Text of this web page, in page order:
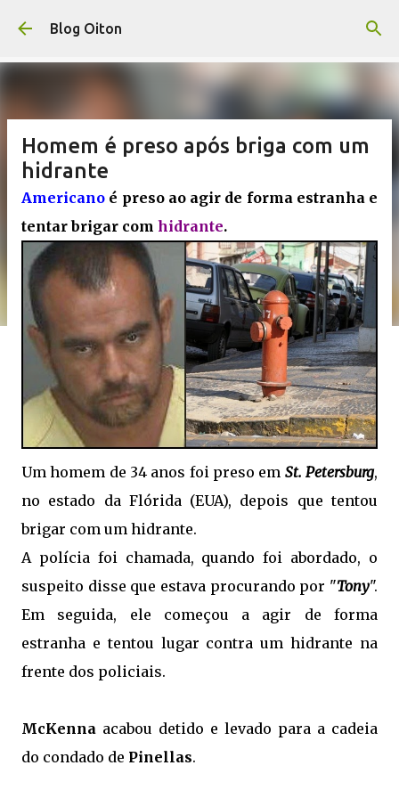
Pular para o conteúdo principal
Blog Oiton
Homem é preso após briga com um
hidrante
Americano é preso ao agir de forma estranha e
tentar brigar com hidrante.
Um homem de 34 anos foi preso em St. Petersburg,
no estado da Flórida (EUA), depois que tentou
brigar com um hidrante.
A polícia foi chamada, quando foi abordado, o
suspeito disse que estava procurando por "Tony".
Em seguida, ele começou a agir de forma
estranha e tentou lugar contra um hidrante na
frente dos policiais.
McKenna acabou detido e levado para a cadeia
do condado de Pinellas.